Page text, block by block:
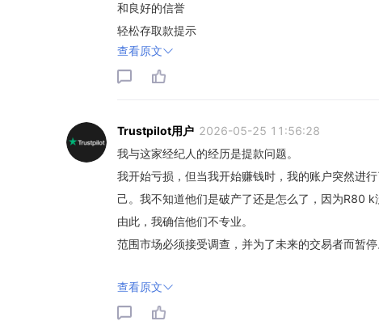
和良好的信誉
轻松存取款提示
查看原文
Trustpilot用户 2026-05-25 11:56:28
我与这家经纪人的经历是提款问题。
我开始亏损，但当我开始赚钱时，我的账户突然进
己。我不知道他们是破产了还是怎么了，因为R80 k
由此，我确信他们不专业。
范围市场必须接受调查，并为了未来的交易者而暂停
查看原文